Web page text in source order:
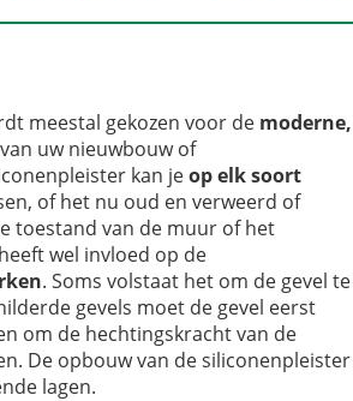
meestal gekozen voor de moderne,
van uw nieuwbouw of
kan jeop elk soort
of het nu oud en verweerd of
toestand van de muur of het
wel invloed op de
. Soms volstaat het om de gevel te
gevels moet de gevel eerst
om de hechtingskracht van de
De opbouw van de siliconenpleister
lagen.